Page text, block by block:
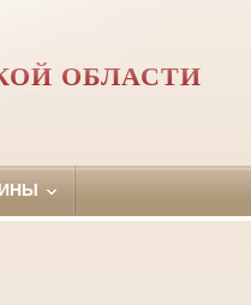
ОБЛАСТИ